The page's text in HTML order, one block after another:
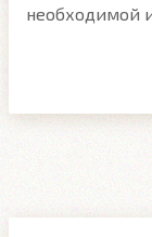
необходимой